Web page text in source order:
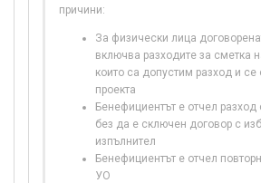
причини:
За физически лица
включва разходите за сметка
които са допустим разход и се
проекта
Бенефициентът е отчел разход
без да е сключен договор с
изпълнител
Бенефициентът е отчел
УО